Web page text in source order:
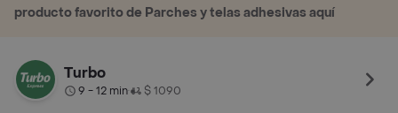
producto favorito de Parches y telas adhesivas aquí
Turbo
9 - 12 min• $ 1090